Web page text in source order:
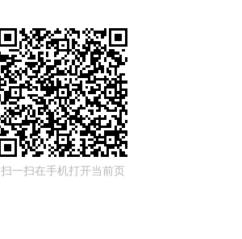
扫一扫在手机打开当前页